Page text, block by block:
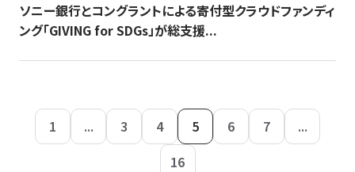
ソニー銀行とコングラントによる寄付型クラウドファンディ
ング「GIVING for SDGs」が総支援...
1 ... 3 4 5 6 7
...
16